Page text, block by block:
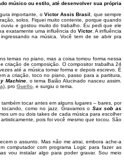
músico ou estilo, até desenvolver sua própria
importante, o Victor Assis Brasil
, que sempre
solos. Fiquei muito contente, porque quando
ouviu e gostou muito do trabalho. Eu pedi que ele
exatamente uma influência do Victor. A influência
na música. Você tem de se abrir pra
temas no piano, mas a coisa tomou forma nessa
criação de composição. O compositor trabalha 24
até a música tomar forma e depois escrevo. É
a criação, toco no piano, passo para a partitura,
Machine, o tema Baião Alucinado nasceu assim.
, pro Guello , e surgiu o tema.
tocar antes em alguns lugares – bares, por
como no jazz. Gravamos o Sax sob as
um ou dois takes de cada música para escolher
pois foi você mesmo que tocou. São
o assunto. Mas não me atrai, embora ache-a
computador com programa Logic para fazer as
vou instalar algo para poder gravar. Sou meio